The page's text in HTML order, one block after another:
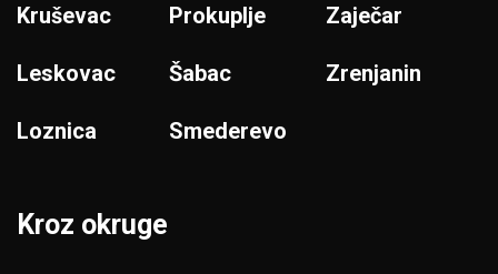
Kruševac
Leskovac
Loznica
Prokuplje
Šabac
Smederevo
Zaječar
Zrenjanin
Kroz okruge